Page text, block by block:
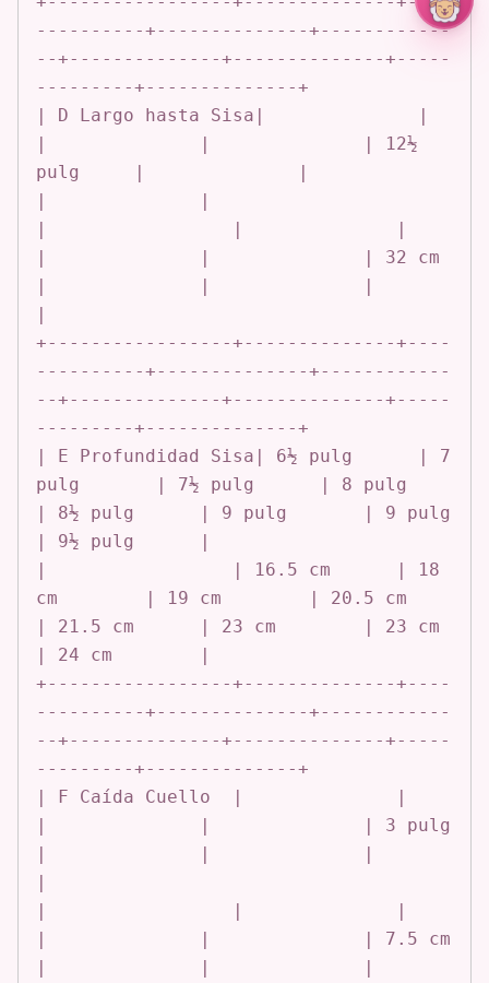
----------+--------------+------------
--+--------------+--------------+-----
---------+--------------+
| D Largo hasta Sisa|              |
|              |              | 12½
pulg     |              |
|              |
|                 |              |
|              |              | 32 cm
|              |              |
|
+-----------------+--------------+----
----------+--------------+------------
--+--------------+--------------+-----
---------+--------------+
| E Profundidad Sisa| 6½ pulg      | 7
pulg       | 7½ pulg      | 8 pulg
| 8½ pulg      | 9 pulg       | 9 pulg
| 9½ pulg      |
|                 | 16.5 cm      | 18
cm        | 19 cm        | 20.5 cm
| 21.5 cm      | 23 cm        | 23 cm
| 24 cm        |
+-----------------+--------------+----
----------+--------------+------------
--+--------------+--------------+-----
---------+--------------+
| F Caída Cuello  |              |
|              |              | 3 pulg
|              |              |
|
|                 |              |
|              |              | 7.5 cm
|              |              |